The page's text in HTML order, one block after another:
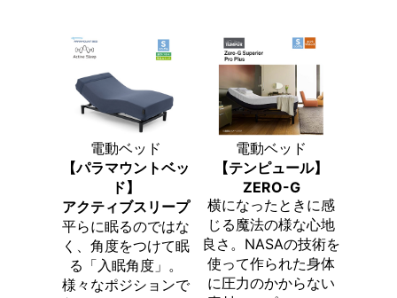
電動ベッド
【パラマウントベッ
ド】
アクティブスリープ
平らに眠るのではな
く、角度をつけて眠
る「入眠角度」。
様々なポジションで
電動ベッド
【テンピュール】
ZERO-G
横になったときに感
じる魔法の様な心地
良さ。NASAの技術を
使って作られた身体
に圧力のかからない